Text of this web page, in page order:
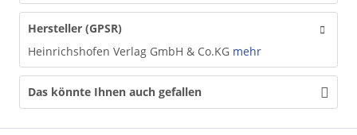
Hersteller (GPSR)
Heinrichshofen Verlag GmbH & Co.KG mehr
Das könnte Ihnen auch gefallen